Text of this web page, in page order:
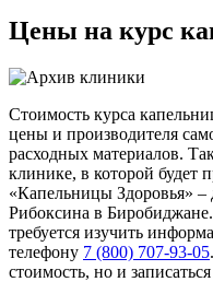
Цены на курс
Стоимость курса
цены и производителя
расходных материалов.
клинике, в которой будет
«Капельницы Здоровья»
Рибоксина в
требуется изучить
телефону 7 (800) 707-93-05
стоимость, но и